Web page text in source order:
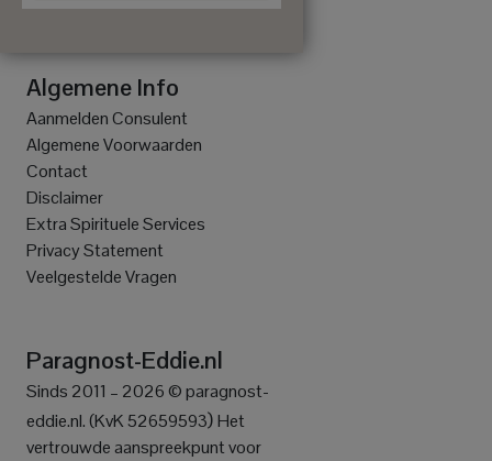
Algemene Info
Aanmelden Consulent
Algemene Voorwaarden
Contact
Disclaimer
Extra Spirituele Services
Privacy Statement
Veelgestelde Vragen
Paragnost-Eddie.nl
Sinds 2011 – 2026 © paragnost-
eddie.nl. (KvK 52659593)Het
vertrouwde aanspreekpunt voor